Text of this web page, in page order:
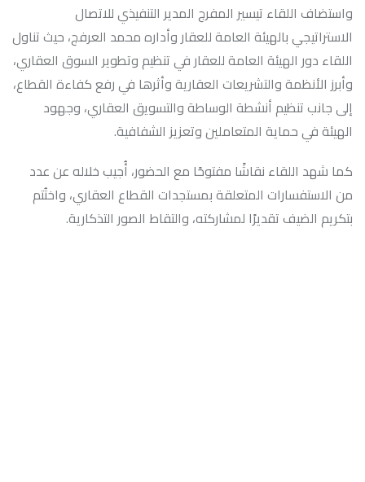
واستضاف اللقاء تيسير المفرج المدير التنفيذي للاتصال
الاستراتيجي بالهيئة العامة للعقار وأداره محمد العرفج، حيث تناول
اللقاء دور الهيئة العامة للعقار في تنظيم وتطوير السوق العقاري،
وأبرز الأنظمة والتشريعات العقارية وأثرها في رفع كفاءة القطاع،
إلى جانب تنظيم أنشطة الوساطة والتسويق العقاري، وجهود
الهيئة في حماية المتعاملين وتعزيز الشفافية.
كما شهد اللقاء نقاشًا مفتوحًا مع الحضور، أُجيب خلاله عن عدد
من الاستفسارات المتعلقة بمستجدات القطاع العقاري، واختُتم
بتكريم الضيف تقديرًا لمشاركته، والتقاط الصور التذكارية.